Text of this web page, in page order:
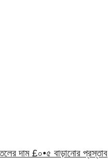
দাম £০•৫ বাড়ানোর প্রস্তাব